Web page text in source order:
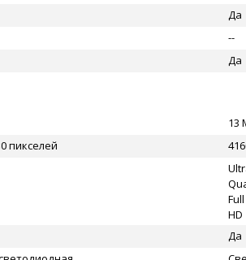
Да
--
Да
13
пикселей
HD
Да